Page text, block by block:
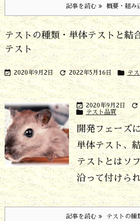
記事を読む 概要・組み
テストの種類・単体テストと結
テスト
 2020年9月2日  2022年5月16日  テ
 2020年9月2日 
 テスト品質
開発フェーズ
単体テスト、
テストとはソ
沿って付けら
記事を読む テストの種